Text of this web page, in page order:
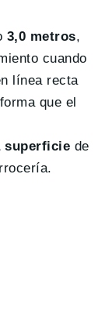
3,0 metros,
cuando
línea recta
que el
superficie de